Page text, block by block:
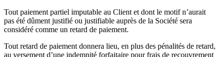
Tout paiement partiel imputable au Client et dont le motif n’aurait
pas été dûment justifié ou justifiable auprès de la Société sera
considéré comme un retard de paiement.
Tout retard de paiement donnera lieu, en plus des pénalités de retard,
au versement d’une indemnité forfaitaire pour frais de recouvrement